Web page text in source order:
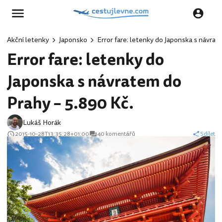
Akční letenky Japonsko Error fare: letenky do Japonska s
Error fare: letenky do
Japonska s návratem do
Prahy – 5.890 Kč.
Lukáš Horák
2015-10-28T13:35:28+01:00 40 komentářů Sdílet